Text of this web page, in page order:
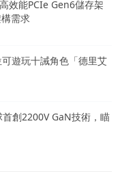
效能PCIe Gen6儲存架
需求
遊玩十誡角色「德里艾
創2200V GaN技術，瞄